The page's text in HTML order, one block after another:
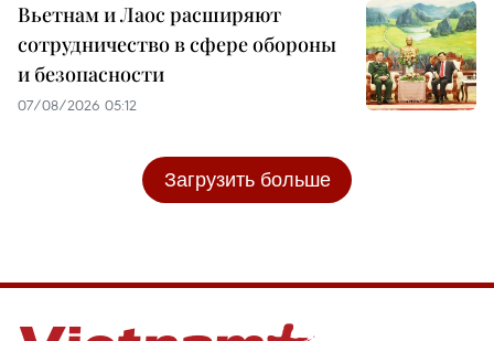
Вьетнам и Лаос расширяют
сотрудничество в сфере обороны
и безопасности
07/08/2026 05:12
Загрузить больше